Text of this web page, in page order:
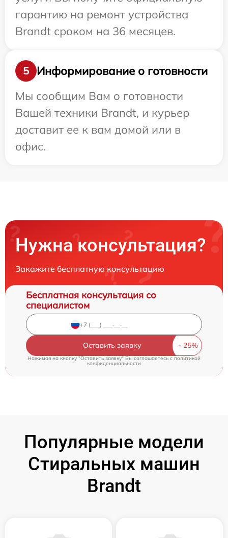
гарантию на ремонт устройства
Brandt сроком на 36 месяцев.
5
Информирование о готовности
Мы сообщим Вам о готовности
Вашей техники Brandt, и курьер
доставит ее к вам домой или в
офис.
Нужна консультация?
Закажите бесплатную консультацию
Бесплатная консультация со
специалистом
Оставить заявку
Нажимая на кнопку "Оставить заявку" Вы соглашаетесь c политикой
конфиденциальности
Популярные модели
Стиральных машин
Brandt